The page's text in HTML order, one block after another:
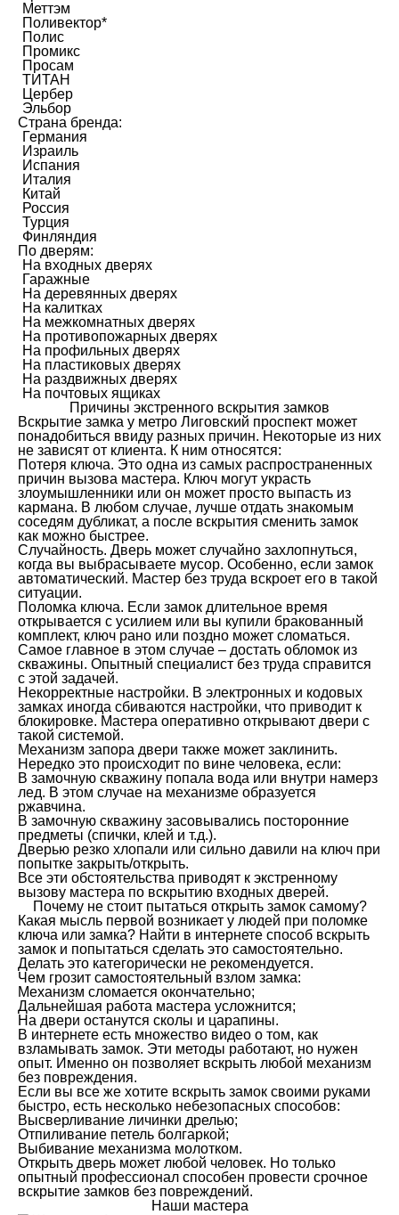
Меттэм
Поливектор*
Полис
Промикс
Просам
ТИТАН
Цербер
Эльбор
Страна бренда:
Германия
Израиль
Испания
Италия
Китай
Россия
Турция
Финляндия
По дверям:
На входных дверях
Гаражные
На деревянных дверях
На калитках
На межкомнатных дверях
На противопожарных дверях
На профильных дверях
На пластиковых дверях
На раздвижных дверях
На почтовых ящиках
Причины экстренного вскрытия замков
Вскрытие замка у метро Лиговский проспект может
понадобиться ввиду разных причин. Некоторые из них
не зависят от клиента. К ним относятся:
Потеря ключа. Это одна из самых распространенных
причин вызова мастера. Ключ могут украсть
злоумышленники или он может просто выпасть из
кармана. В любом случае, лучше отдать знакомым
соседям дубликат, а после вскрытия сменить замок
как можно быстрее.
Случайность. Дверь может случайно захлопнуться,
когда вы выбрасываете мусор. Особенно, если замок
автоматический. Мастер без труда вскроет его в такой
ситуации.
Поломка ключа. Если замок длительное время
открывается с усилием или вы купили бракованный
комплект, ключ рано или поздно может сломаться.
Самое главное в этом случае – достать обломок из
скважины. Опытный специалист без труда справится
с этой задачей.
Некорректные настройки. В электронных и кодовых
замках иногда сбиваются настройки, что приводит к
блокировке. Мастера оперативно открывают двери с
такой системой.
Механизм запора двери также может заклинить.
Нередко это происходит по вине человека, если:
В замочную скважину попала вода или внутри намерз
лед. В этом случае на механизме образуется
ржавчина.
В замочную скважину засовывались посторонние
предметы (спички, клей и т.д.).
Дверью резко хлопали или сильно давили на ключ при
попытке закрыть/открыть.
Все эти обстоятельства приводят к экстренному
вызову мастера по вскрытию входных дверей.
Почему не стоит пытаться открыть замок самому?
Какая мысль первой возникает у людей при поломке
ключа или замка? Найти в интернете способ вскрыть
замок и попытаться сделать это самостоятельно.
Делать это категорически не рекомендуется.
Чем грозит самостоятельный взлом замка:
Механизм сломается окончательно;
Дальнейшая работа мастера усложнится;
На двери останутся сколы и царапины.
В интернете есть множество видео о том, как
взламывать замок. Эти методы работают, но нужен
опыт. Именно он позволяет вскрыть любой механизм
без повреждения.
Если вы все же хотите вскрыть замок своими руками
быстро, есть несколько небезопасных способов:
Высверливание личинки дрелью;
Отпиливание петель болгаркой;
Выбивание механизма молотком.
Открыть дверь может любой человек. Но только
опытный профессионал способен провести срочное
вскрытие замков без повреждений.
Наши мастера